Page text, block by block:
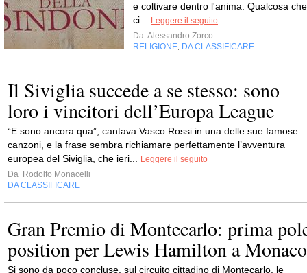
e coltivare dentro l'anima. Qualcosa che
ci...
Leggere il seguito
Da Alessandro Zorco
RELIGIONE DA CLASSIFICARE
Il Siviglia succede a se stesso: sono
loro i vincitori dell’Europa League
“E sono ancora qua”, cantava Vasco Rossi in una delle sue famose
canzoni, e la frase sembra richiamare perfettamente l’avventura
europea del Siviglia, che ieri...
Leggere il seguito
Da Rodolfo Monacelli
DA CLASSIFICARE
Gran Premio di Montecarlo: prima
position per Lewis Hamilton a Monaco
Si sono da poco concluse, sul circuito cittadino di Montecarlo, le